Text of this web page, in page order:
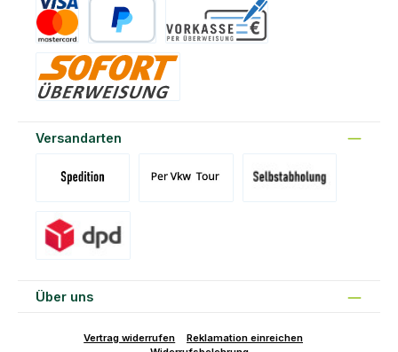
Versandarten
Über uns
Vertrag widerrufen
Reklamation einreichen